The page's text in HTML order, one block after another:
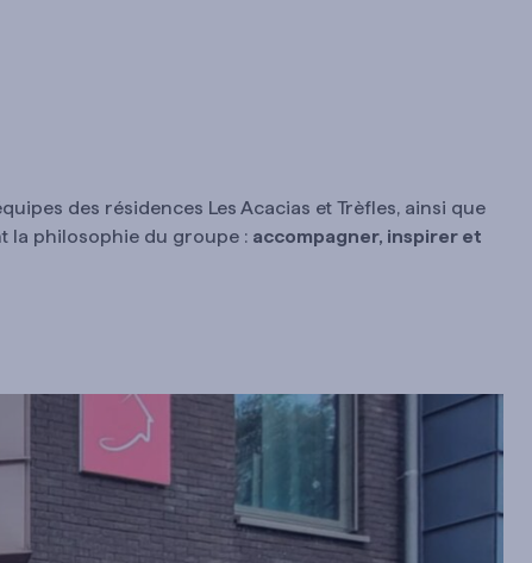
des résidences Les Acacias et Trèfles, ainsi que
la philosophie du groupe : accompagner, inspirer et